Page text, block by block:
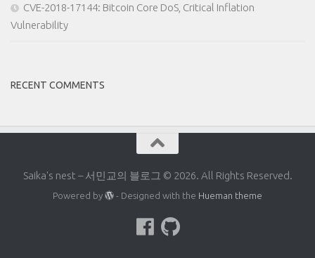
CVE-2018-17144: Bitcoin Core DoS, Critical Inflation
Vulnerability
RECENT COMMENTS
Saika's nest – 서민교의 블로그 © 2026. All Rights Reserved.
Powered by - Designed with the Hueman theme